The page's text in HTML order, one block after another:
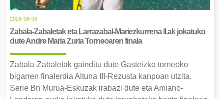
2026-08-06
Zabala-Zabaletak eta Larrazabal-Mariezkurrena II.ak jokatuko
dute Andre Maria Zuria Torneoaren finala
Zabala-Zabaletak gainditu dute Gasteizko torneoko
bigarren finalerdia Altuna III-Rezusta kanpoan utzita.
Serie Bn Murua-Eskuzak irabazi dute eta Amiano-